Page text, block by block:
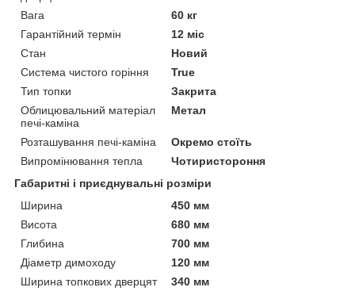
Вага
60 кг
Гарантійний термін
12 міс
Стан
Новий
Система чистого горіння
True
Тип топки
Закрита
Облицювальний матеріал
печі-каміна
Метал
Розташування печі-каміна
Окремо стоїть
Випромінювання тепла
Чотиристороння
Габаритні і приєднувальні розміри
Ширина
450 мм
Висота
680 мм
Глибина
700 мм
Діаметр димоходу
120 мм
Ширина топкових дверцят
340 мм